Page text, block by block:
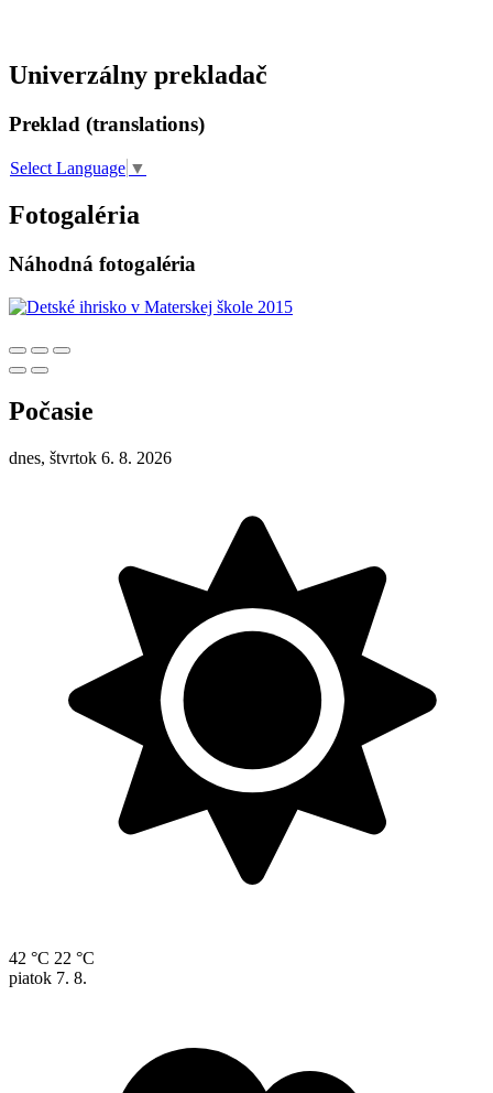
Univerzálny prekladač
Preklad (translations)
Select Language ▼
Fotogaléria
Náhodná fotogaléria
Počasie
dnes, štvrtok 6. 8. 2026
42 °C 22 °C
piatok 7. 8.